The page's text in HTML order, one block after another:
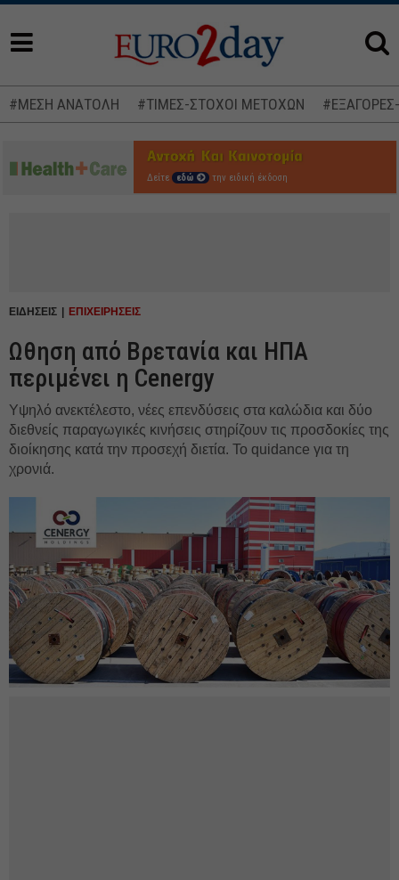
#ΜΕΣΗ ΑΝΑΤΟΛΗ #ΤΙΜΕΣ-ΣΤΟΧΟΙ ΜΕΤΟΧΩΝ
Δείτε εδώ την ειδική έκδοση
ΕΙΔΗΣΕΙΣ ΕΠΙΧΕΙΡΗΣΕΙΣ
Ωθηση από Βρετανία και ΗΠΑ
περιμένει η Cenergy
Υψηλό ανεκτέλεστο, νέες επενδύσεις στα καλώδια και δύο
διεθνείς παραγωγικές κινήσεις στηρίζουν τις προσδοκίες της
διοίκησης κατά την προσεχή διετία. Το quidance για τη
χρονιά.